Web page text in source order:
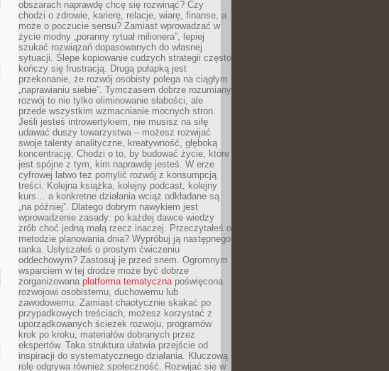
obszarach naprawdę chcę się rozwinąć? Czy
chodzi o zdrowie, karierę, relacje, wiarę, finanse, a
może o poczucie sensu? Zamiast wprowadzać w
życie modny „poranny rytuał milionera”, lepiej
szukać rozwiązań dopasowanych do własnej
sytuacji. Ślepe kopiowanie cudzych strategii często
kończy się frustracją. Drugą pułapką jest
przekonanie, że rozwój osobisty polega na ciągłym
„naprawianiu siebie”. Tymczasem dobrze rozumiany
rozwój to nie tylko eliminowanie słabości, ale
przede wszystkim wzmacnianie mocnych stron.
Jeśli jesteś introwertykiem, nie musisz na siłę
udawać duszy towarzystwa – możesz rozwijać
swoje talenty analityczne, kreatywność, głęboką
koncentrację. Chodzi o to, by budować życie, które
jest spójne z tym, kim naprawdę jesteś. W erze
cyfrowej łatwo też pomylić rozwój z konsumpcją
treści. Kolejna książka, kolejny podcast, kolejny
kurs… a konkretne działania wciąż odkładane są
„na później”. Dlatego dobrym nawykiem jest
wprowadzenie zasady: po każdej dawce wiedzy
zrób choć jedną małą rzecz inaczej. Przeczytałeś o
metodzie planowania dnia? Wypróbuj ją następnego
ranka. Usłyszałeś o prostym ćwiczeniu
oddechowym? Zastosuj je przed snem. Ogromnym
wsparciem w tej drodze może być dobrze
zorganizowana platforma tematycznapoświęcona
rozwojowi osobistemu, duchowemu lub
zawodowemu. Zamiast chaotycznie skakać po
przypadkowych treściach, możesz korzystać z
uporządkowanych ścieżek rozwoju, programów
krok po kroku, materiałów dobranych przez
ekspertów. Taka struktura ułatwia przejście od
inspiracji do systematycznego działania. Kluczową
rolę odgrywa również społeczność. Rozwijać się w